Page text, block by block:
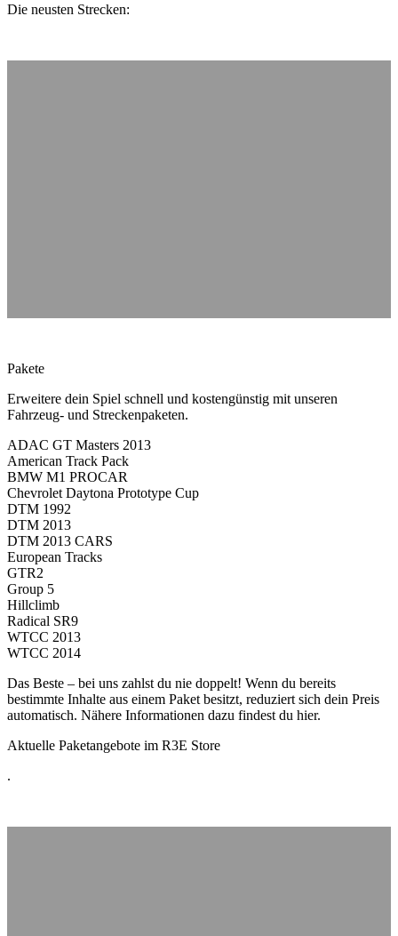
Die neusten Strecken:
Pakete
Erweitere dein Spiel schnell und kostengünstig mit unseren
Fahrzeug- und Streckenpaketen.
ADAC GT Masters 2013
American Track Pack
BMW M1 PROCAR
Chevrolet Daytona Prototype Cup
DTM 1992
DTM 2013
DTM 2013 CARS
European Tracks
GTR2
Group 5
Hillclimb
Radical SR9
WTCC 2013
WTCC 2014
Das Beste – bei uns zahlst du nie doppelt! Wenn du bereits
bestimmte Inhalte aus einem Paket besitzt, reduziert sich dein Preis
automatisch. Nähere Informationen dazu findest du hier.
Aktuelle Paketangebote im R3E Store
.